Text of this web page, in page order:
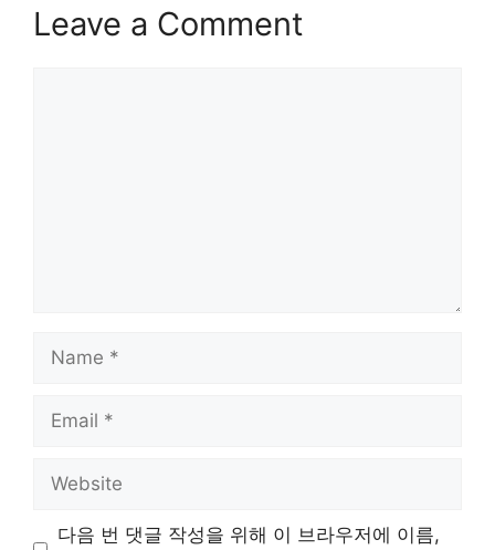
Leave a Comment
Name
Email
Website
다음 번 댓글 작성을 위해 이 브라우저에 이름,